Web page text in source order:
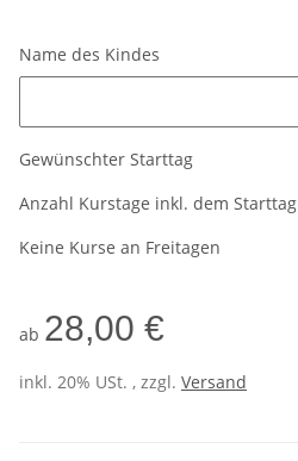
Name des Kindes
Gewünschter Starttag
Anzahl Kurstage inkl. dem Starttag
Keine Kurse an Freitagen
ab 28,00 €
inkl. 20% USt. , zzgl. Versand